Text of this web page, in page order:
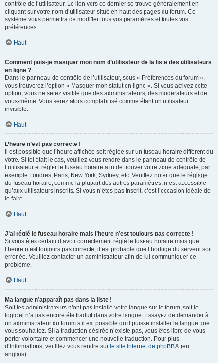
contrôle de l’utilisateur. Le lien vers ce dernier se trouve généralement en
cliquant sur votre nom d’utilisateur situé en haut des pages du forum. Ce
système vous permettra de modifier tous vos paramètres et toutes vos
préférences.
Haut
Comment puis-je masquer mon nom d’utilisateur de la liste des utilisateurs
en ligne ?
Dans le panneau de contrôle de l’utilisateur, sous « Préférences du forum »,
vous trouverez l’option « Masquer mon statut en ligne ». Si vous activez cette
option, vous ne serez visible que des administrateurs, des modérateurs et de
vous-même. Vous serez alors comptabilisé comme étant un utilisateur
invisible.
Haut
L’heure n’est pas correcte !
Il est possible que l’heure affichée soit réglée sur un fuseau horaire différent du
vôtre. Si tel était le cas, veuillez vous rendre dans le panneau de contrôle de
l’utilisateur et régler le fuseau horaire afin de trouver votre zone adéquate, par
exemple Londres, Paris, New York, Sydney, etc. Veuillez noter que le réglage
du fuseau horaire, comme la plupart des autres paramètres, n’est accessible
qu’aux utilisateurs inscrits. Si vous n’êtes pas inscrit, c’est l’occasion idéale de
le faire.
Haut
J’ai réglé le fuseau horaire mais l’heure n’est toujours pas correcte !
Si vous êtes certain d’avoir correctement réglé le fuseau horaire mais que
l’heure n’est toujours pas correcte, il est probable que l’horloge du serveur soit
erronée. Veuillez contacter un administrateur afin de lui communiquer ce
problème.
Haut
Ma langue n’apparaît pas dans la liste !
Soit les administrateurs n’ont pas installé votre langue sur le forum, soit le
logiciel n’a pas encore été traduit dans votre langue. Essayez de demander à
un administrateur du forum s’il est possible qu’il puisse installer la langue que
vous souhaitez. Si la traduction désirée n’existe pas, vous êtes libre de vous
porter volontaire et commencer une nouvelle traduction. Pour plus
d’informations, veuillez vous rendre sur le site internet de phpBB® (en
anglais).